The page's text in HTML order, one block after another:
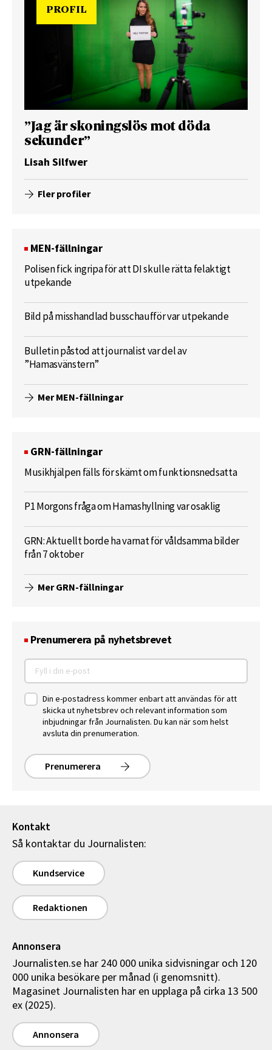
PROFIL
”Jag är skoningslös mot döda
sekunder”
Lisah Silfwer
Fler profiler
MEN-fällningar
Polisen fick ingripa för att DI skulle rätta felaktigt
utpekande
Bild på misshandlad busschaufför var utpekande
Bulletin påstod att journalist var del av
”Hamasvänstern”
Mer MEN-fällningar
GRN-fällningar
Musikhjälpen fälls för skämt om funktionsnedsatta
P1 Morgons fråga om Hamashyllning var osaklig
GRN: Aktuellt borde ha varnat för våldsamma bilder
från 7 oktober
Mer GRN-fällningar
Prenumerera på nyhetsbrevet
Din e-postadress kommer enbart att användas för att
skicka ut nyhetsbrev och relevant information som
inbjudningar från Journalisten. Du kan när som helst
avsluta din prenumeration.
Prenumerera
Kontakt
Så kontaktar du Journalisten:
Kundservice
Redaktionen
Annonsera
Journalisten.se har 240 000 unika sidvisningar och 120
000 unika besökare per månad (i genomsnitt).
Magasinet Journalisten har en upplaga på cirka 13 500
ex (2025).
Annonsera